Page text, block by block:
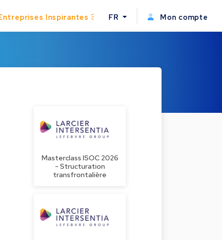
Inspirantes FR Mon compte
Masterclass ISOC 2026
- Structuration
transfrontalière